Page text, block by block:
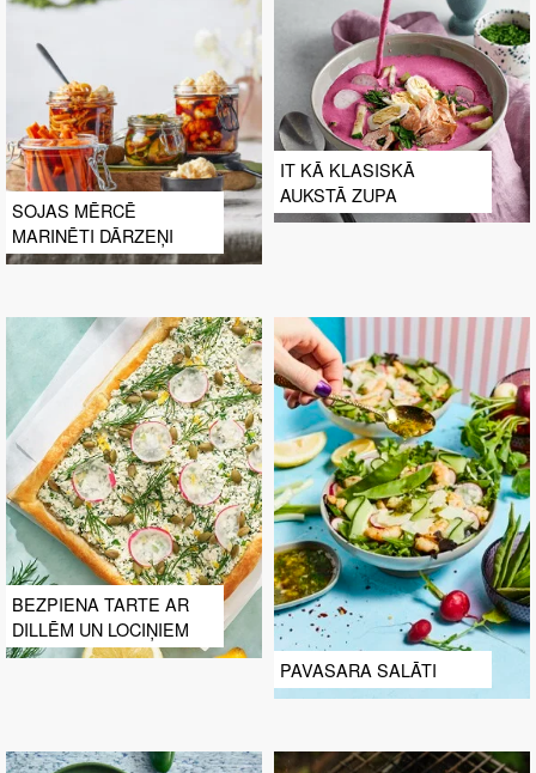
SOJAS MĒRCĒ
MARINĒTI DĀRZEŅI
IT KĀ KLASISKĀ
AUKSTĀ ZUPA
BEZPIENA TARTE AR
DILLĒM UN LOCIŅIEM
PAVASARA SALĀTI